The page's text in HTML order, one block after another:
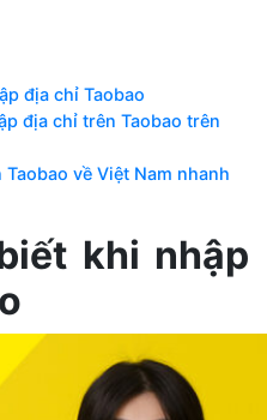
địa chỉ Taobao
địa chỉ trên Taobao trên
về Việt Nam nhanh
khi nhập